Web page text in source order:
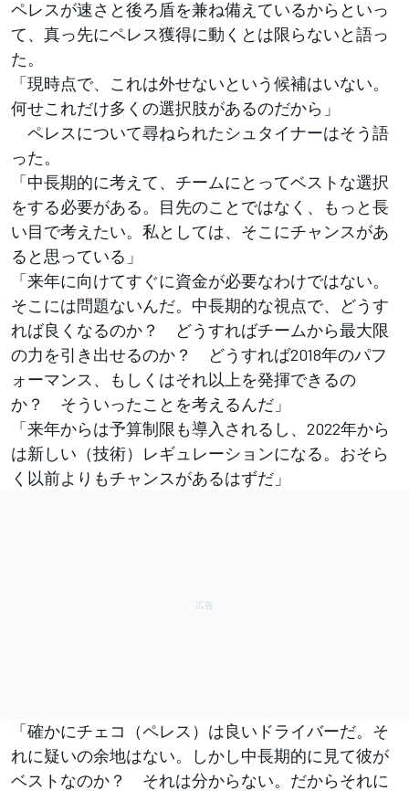
ペレスが速さと後ろ盾を兼ね備えているからといっ
て、真っ先にペレス獲得に動くとは限らないと語っ
た。
「現時点で、これは外せないという候補はいない。
何せこれだけ多くの選択肢があるのだから」
ペレスについて尋ねられたシュタイナーはそう語
った。
「中長期的に考えて、チームにとってベストな選択
をする必要がある。目先のことではなく、もっと長
い目で考えたい。私としては、そこにチャンスがあ
ると思っている」
「来年に向けてすぐに資金が必要なわけではない。
そこには問題ないんだ。中長期的な視点で、どうす
れば良くなるのか？ どうすればチームから最大限
の力を引き出せるのか？ どうすれば2018年のパフ
ォーマンス、もしくはそれ以上を発揮できるの
か？ そういったことを考えるんだ」
「来年からは予算制限も導入されるし、2022年から
は新しい（技術）レギュレーションになる。おそら
く以前よりもチャンスがあるはずだ」
「確かにチェコ（ペレス）は良いドライバーだ。そ
れに疑いの余地はない。しかし中長期的に見て彼が
ベストなのか？ それは分からない。だからそれに